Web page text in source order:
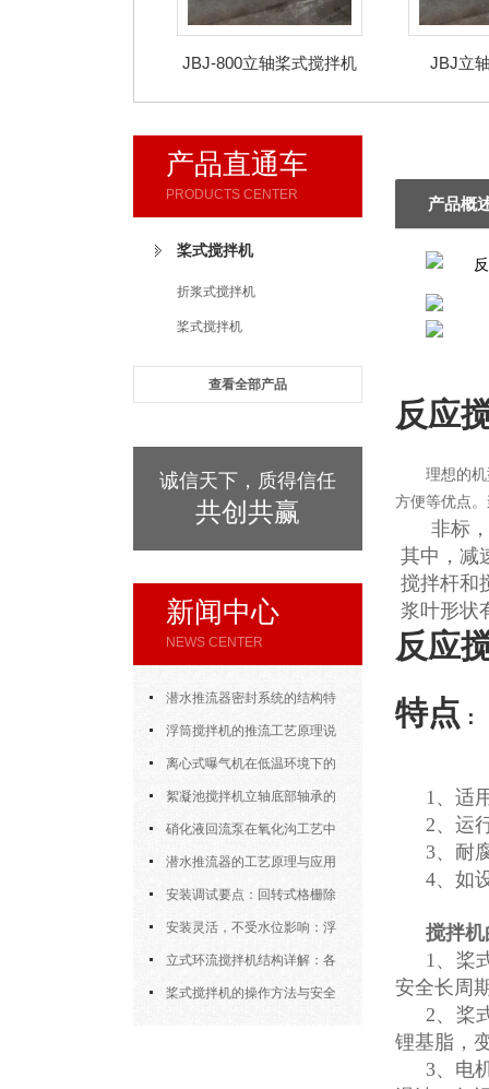
JBJ-800立轴桨式搅拌机 JBJ立
产品直通车
PRODUCTS CENTER
桨式搅拌机
折浆式搅拌机
桨式搅拌机
查看全部产品
诚信天下，质得信任
共创共赢
新闻中心
NEWS CENTER
潜水推流器密封系统的结构特
点与渗漏故障处理
浮筒搅拌机的推流工艺原理说
明 离心式曝气机在低温环境下的
运行特性与防冻措施
絮凝池搅拌机立轴底部轴承的
密封防水与免维护设计
硝化液回流泵在氧化沟工艺中
的布置位置对回流效果的影响
潜水推流器的工艺原理与应用
逻辑安装调试要点：回转式格栅除
污机的土建配合要求与水平度校准
安装灵活，不受水位影响：浮
筒式曝气机的结构优势与适用场景
立式环流搅拌机结构详解：各
部件的功能与协同
桨式搅拌机的操作方法与安全
产品概
反应
理想的
方便等优点
非标
其中，减
搅拌杆和
浆叶形状
反应
特点 ：
1、适
2、运
3、耐
4、如
搅拌机
1、桨
安全长周
2、桨
锂基脂，
3、电